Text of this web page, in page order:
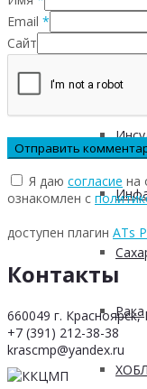
Рака
ХОБЛ
Email *
Сайт
Я даю согласие на
ознакомлен с
доступен плагин ATs
Контакты
660049 г.
+7 (391) 212-38-38
krascmp@yandex.ru